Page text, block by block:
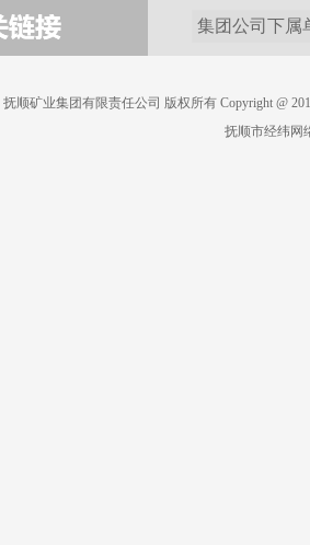
抚顺矿业集团有限责任公司 版权所有 Copyright @
抚顺市经纬网